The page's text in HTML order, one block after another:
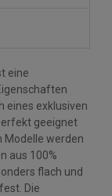
eine
eines exklusiven
geeignet
Modelle werden
aus 100%
flach und
Die